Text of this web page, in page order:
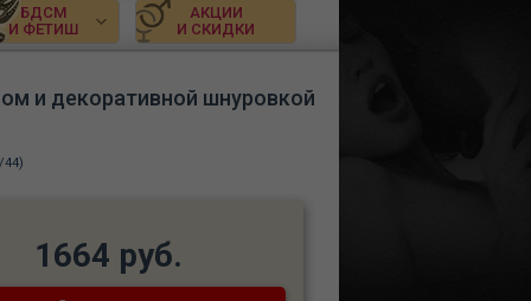
БДСМ
И ФЕТИШ
АКЦИИ
И СКИДКИ
и декоративной шнуровкой
1664 руб.